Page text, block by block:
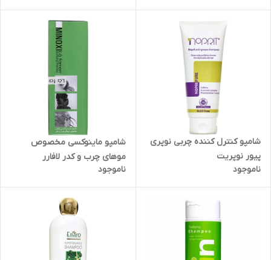
شامپو کنترل کننده چربی نوپری
پیور نوپریت
ناموجود
شامپو ماینوکسی مخصوص
موهای چرب و کدر لافارر
ناموجود